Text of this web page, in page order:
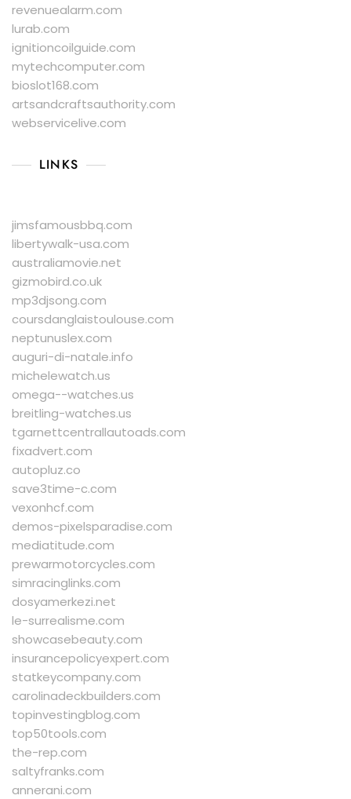
revenuealarm.com
lurab.com
ignitioncoilguide.com
mytechcomputer.com
bioslot168.com
artsandcraftsauthority.com
webservicelive.com
LINKS
jimsfamousbbq.com
libertywalk-usa.com
australiamovie.net
gizmobird.co.uk
mp3djsong.com
coursdanglaistoulouse.com
neptunuslex.com
auguri-di-natale.info
michelewatch.us
omega--watches.us
breitling-watches.us
tgarnettcentrallautoads.com
fixadvert.com
autopluz.co
save3time-c.com
vexonhcf.com
demos-pixelsparadise.com
mediatitude.com
prewarmotorcycles.com
simracinglinks.com
dosyamerkezi.net
le-surrealisme.com
showcasebeauty.com
insurancepolicyexpert.com
statkeycompany.com
carolinadeckbuilders.com
topinvestingblog.com
top50tools.com
the-rep.com
saltyfranks.com
annerani.com